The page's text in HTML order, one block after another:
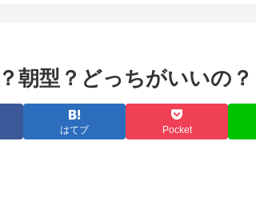
朝型？どっちがいいの？
はてブ Pocket